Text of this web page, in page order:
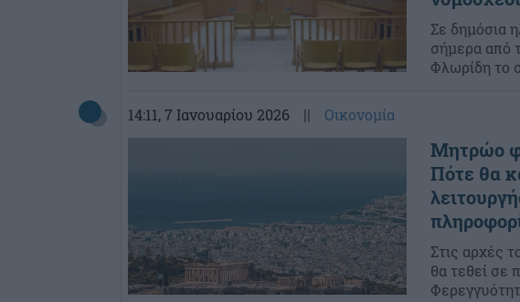
Σε δημόσια
σήμερα από
Φλωρίδη το
14:11, 7 Ιανουαρίου 2026 || Οικονομία
Μητρώο
Πότε θα
Στις αρχές
θα τεθεί σε